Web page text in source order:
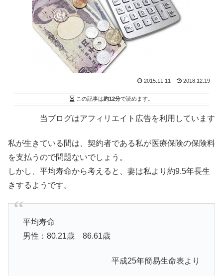
2015.11.11 2018.12.19
この記事は約12分で読めます。
当ブログはアフィリエイト広告を利用しています
私が生きている間は、契約者である私が医療保険の保険料
を支払うので問題ないでしょう。
しかし、平均寿命から考えると、妻は私より約9.5年長生
きするようです。
平均寿命
男性：80.21歳 86.61歳
平成25年簡易生命表より